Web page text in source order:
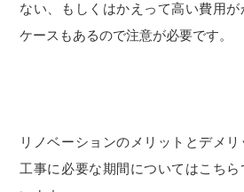
ない、もしくはかえって高い費用が
ケースもあるので注意が必要です。
リノベーションのメリットとデメ
工事に必要な期間についてはこち